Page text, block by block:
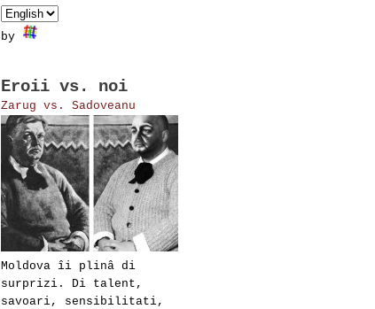
by
Eroii vs. noi
Zarug vs. Sadoveanu
Moldova îi plinâ di
surprizi. Di talent,
savoari, sensibilitati,